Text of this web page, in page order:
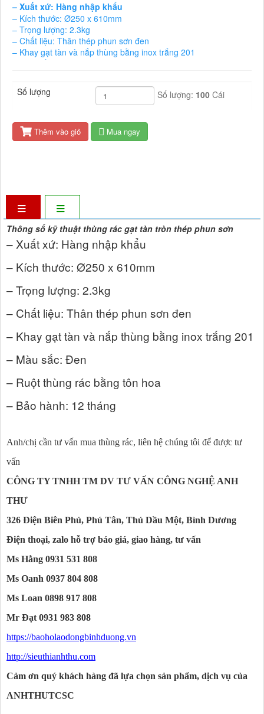
– Xuất xứ: Hàng nhập khẩu
– Kích thước: Ø250 x 610mm
– Trọng lượng: 2.3kg
– Chất liệu: Thân thép phun sơn đen
– Khay gạt tàn và nắp thùng bằng inox trắng 201
– Màu sắc: Đen
– Bảo hành: 12 tháng
Số lượng Số lượng: 100 Cái
Thêm vào giỏ Mua ngay
Thông số kỹ thuật thùng rác gạt tàn tròn thép phun sơn
– Xuất xứ: Hàng nhập khẩu
– Kích thước: Ø250 x 610mm
– Trọng lượng: 2.3kg
– Chất liệu: Thân thép phun sơn đen
– Khay gạt tàn và nắp thùng bằng inox trắng 201
– Màu sắc: Đen
– Ruột thùng rác bằng tôn hoa
– Bảo hành: 12 tháng
Anh/chị cần tư vấn mua thùng rác, liên hệ chúng tôi để được tư
vấn
CÔNG TY TNHH TM DV TƯ VẤN CÔNG NGHỆ ANH
THƯ
326 Điện Biên Phủ, Phú Tân, Thủ Dầu Một, Bình Dương
Điện thoại, zalo hỗ trợ báo giá, giao hàng, tư vấn
Ms Hằng 0931 531 808
Ms Oanh 0937 804 808
Ms Loan 0898 917 808
Mr Đạt 0931 983 808
https://baoholaodongbinhduong.vn
http://sieuthianhthu.com
Cảm ơn quý khách hàng đã lựa chọn sản phẩm, dịch vụ của
ANHTHUTCSC